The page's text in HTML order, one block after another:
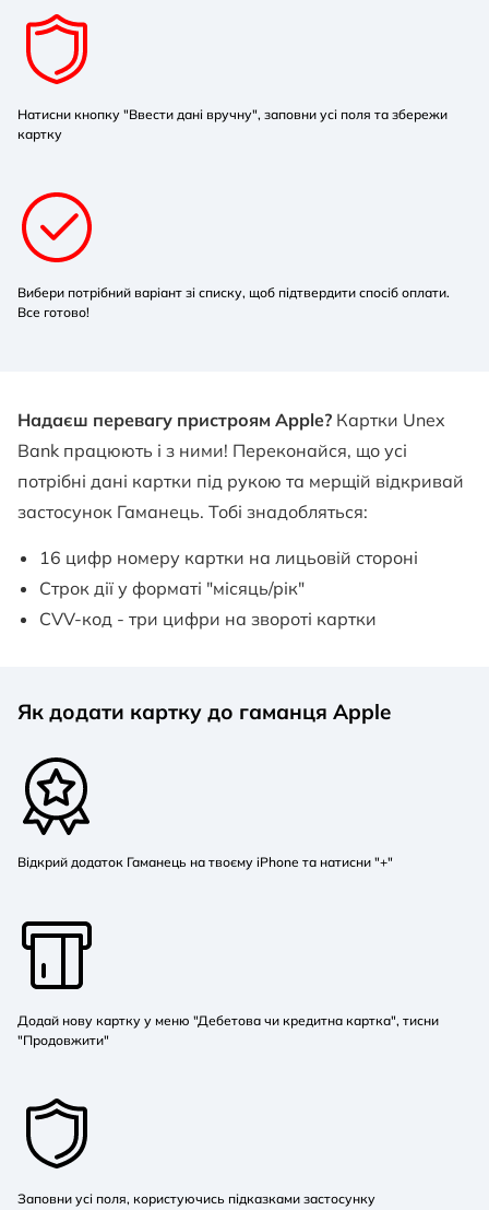
Натисни кнопку "Ввести дані вручну", заповни усі поля та збережи
картку
Вибери потрібний варіант зі списку, щоб підтвердити спосіб оплати.
Все готово!
Надаєш перевагу пристроям Apple? Картки Unex
Bank працюють і з ними! Переконайся, що усі
потрібні дані картки під рукою та мерщій відкривай
застосунок Гаманець. Тобі знадобляться:
16 цифр номеру картки на лицьовій стороні
Строк дії у форматі "місяць/рік"
CVV-код - три цифри на звороті картки
Як додати картку до гаманця Apple
Відкрий додаток Гаманець на твоєму iPhone та натисни "+"
Додай нову картку у меню "Дебетова чи кредитна картка", тисни
"Продовжити"
Заповни усі поля, користуючись підказками застосунку